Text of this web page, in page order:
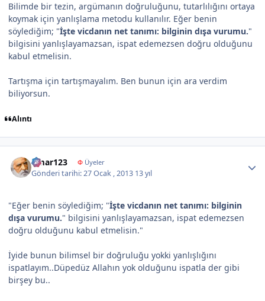
Bilimde bir tezin, argümanın doğruluğunu, tutarlılığını ortaya
koymak için yanlışlama metodu kullanılır. Eğer benin
söylediğim; "İşte vicdanın net tanımı: bilginin dışa vurumu."
bilgisini yanlışlayamazsan, ispat edemezsen doğru olduğunu
kabul etmelisin.
Tartışma için tartışmayalım. Ben bunun için ara verdim
biliyorsun.
Alıntı
omar123 ΦÜyeler
Gönderi tarihi:27 Ocak , 2013 13 yıl
"Eğer benin söylediğim; "İşte vicdanın net tanımı: bilginin
dışa vurumu." bilgisini yanlışlayamazsan, ispat edemezsen
doğru olduğunu kabul etmelisin."
İyide bunun bilimsel bir doğruluğu yokki yanlışlığını
ispatlayım..Düpedüz Allahın yok olduğunu ispatla der gibi
birşey bu..